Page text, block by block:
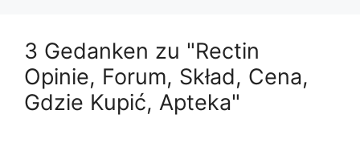
3 Gedanken zu "Rectin
Opinie, Forum, Skład, Cena,
Gdzie Kupić, Apteka"